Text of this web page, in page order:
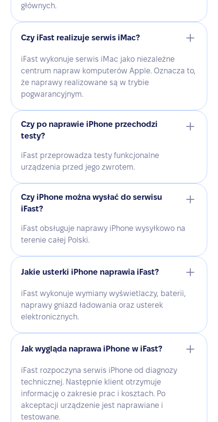
głównych.
Czy iFast realizuje serwis iMac?
iFast wykonuje serwis iMac jako niezależne
centrum napraw komputerów Apple. Oznacza to,
że naprawy realizowane są w trybie
pogwarancyjnym.
Czy po naprawie iPhone przechodzi
testy?
iFast przeprowadza testy funkcjonalne
urządzenia przed jego zwrotem.
Czy iPhone można wysłać do serwisu
iFast?
iFast obsługuje naprawy iPhone wysyłkowo na
terenie całej Polski.
Jakie usterki iPhone naprawia iFast?
iFast wykonuje wymiany wyświetlaczy, baterii,
naprawy gniazd ładowania oraz usterek
elektronicznych.
Jak wygląda naprawa iPhone w iFast?
iFast rozpoczyna serwis iPhone od diagnozy
technicznej. Następnie klient otrzymuje
informację o zakresie prac i kosztach. Po
akceptacji urządzenie jest naprawiane i
testowane.